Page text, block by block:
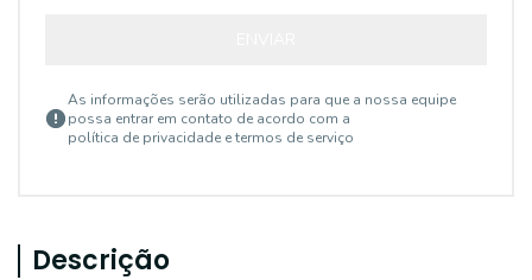
As informações serão utilizadas para que a nossa equipe
possa entrar em contato de acordo com a
política de privacidade e termos de serviço
Descrição